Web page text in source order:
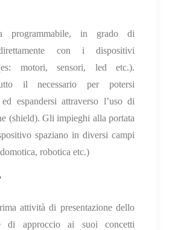
programmabile, in grado di
con i dispositivi
motori, sensori, led etc.).
il necessario per potersi
espandersi attraverso l’uso di
(shield). Gli impieghi alla portata
spaziano in diversi campi
robotica etc.)
attività di presentazione dello
di approccio ai suoi concetti